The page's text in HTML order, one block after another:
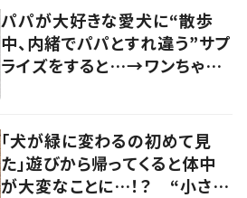
パパが大好きな愛犬に“散歩
中、内緒でパパとすれ違う”サプ
ライズをすると…→ワンちゃん
「犬が緑に変わるの初めて見
た」遊びから帰ってくると体中
が大変なことに…！？ “小さい